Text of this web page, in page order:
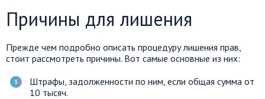
Причины для лишения
Прежде чем подробно описать процедуру лишения прав,
стоит рассмотреть причины. Вот самые основные из них:
Штрафы, задолженности по ним, если общая сумма от
10 тысяч.